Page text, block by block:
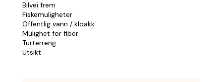
Bilvei frem
Fiskemuligheter
Offentlig vann / kloakk
Mulighet for fiber
Turterreng
Utsikt